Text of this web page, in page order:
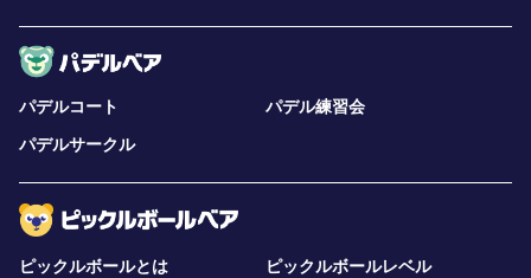
パデルコート
パデル練習会
パデルサークル
ピックルボールとは
ピックルボールレベル